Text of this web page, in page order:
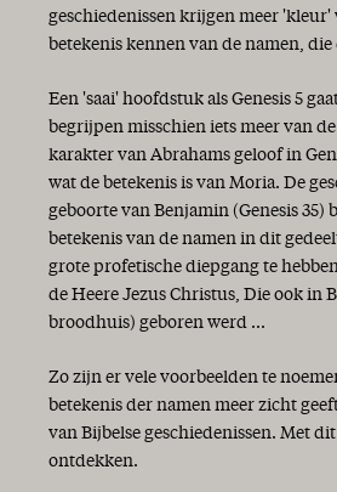
geschiedenissen krijgen meer 'kleur'
betekenis kennen van de namen,
Een 'saai' hoofdstuk als Genesis 5
begrijpen misschien iets meer van
karakter van Abrahams geloof in
wat de betekenis is van Moria. De
geboorte van Benjamin (Genesis 35)
betekenis van de namen in dit
grote profetische diepgang te
de Heere Jezus Christus, Die ook in
broodhuis) geboren werd ...
Zo zijn er vele voorbeelden te
betekenis der namen meer zicht
van Bijbelse geschiedenissen. Met
ontdekken.